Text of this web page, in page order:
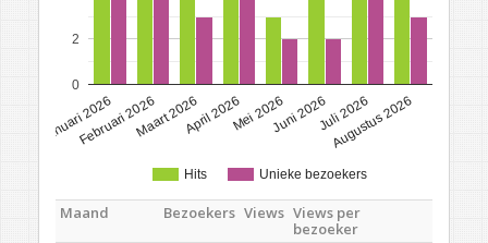
Hits Unieke bezoekers
Januari 2026
Februari 2026Maart 2026April 2026Mei 2026Juni 2026Juli 2026
Augustus 2026
0
2
Maand Bezoekers Views Views per
bezoeker